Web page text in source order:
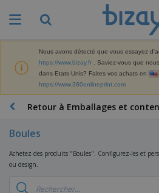
Nous avons détecté que vous essayez
https://www.bizay.fr
. Saviez-vous que
dans Etats-Unis? Faites vos achats en
https://www.360onlineprint.com
Retour à Emballages et
Boules
Achetez des produits "Boules". Configurez-les et
ou design.